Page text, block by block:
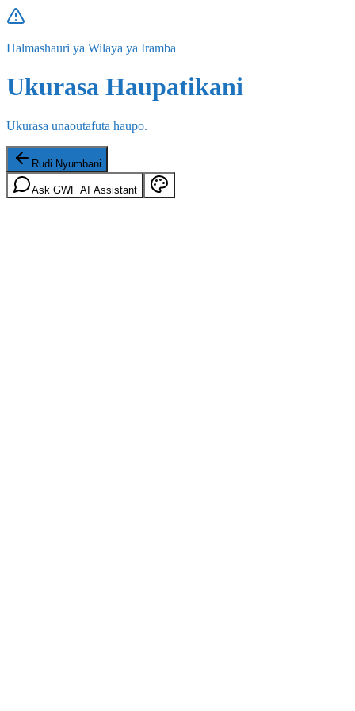
Halmashauri ya Wilaya ya Iramba
Ukurasa Haupatikani
Ukurasa unaoutafuta haupo.
Rudi Nyumbani
Ask GWF AI Assistant